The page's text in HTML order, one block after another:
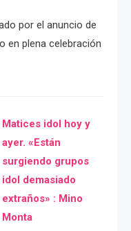
por el anuncio de
en plena celebración
Matices idol hoy y
ayer. «Están
surgiendo grupos
idol demasiado
extraños» : Mino
Monta